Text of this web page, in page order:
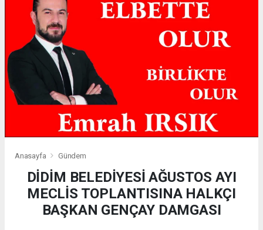
Anasayfa Gündem
DİDİM BELEDİYESİ AĞUSTOS AYI
MECLİS TOPLANTISINA HALKÇI
BAŞKAN GENÇAY DAMGASI